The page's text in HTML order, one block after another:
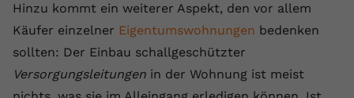
Hinzu kommt ein weiterer Aspekt, den vor allem
Käufer einzelner Eigentumswohnungen bedenken
sollten: Der Einbau schallgeschützter
Versorgungsleitungen in der Wohnung ist meist
Zweck
YouTube setzt diesen Cookie, um die
Videopräferenzen des Nutzers zu
speichern, der eingebettete YouTube-
Videos verwendet.